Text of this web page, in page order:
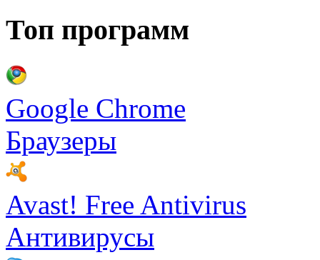
Топ программ
Google Chrome
Браузеры
Avast! Free Antivirus
Антивирусы